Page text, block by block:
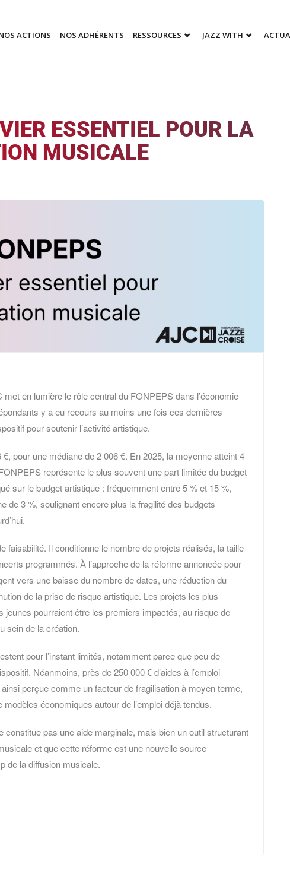
ACTIONS NOS ADHÉRENTS RESSOURCES JAZZ WITH
ESSENTIEL POUR LA
MUSICALE
en lumière le rôle central du FONPEPS dans l’économie
y a eu recours au moins une fois ces dernières
pour soutenir l’activité artistique.
pour une médiane de 2 006 €. En 2025, la moyenne atteint 4
représente le plus souvent une part limitée du budget
sur le budget artistique : fréquemment entre 5 % et 15 %,
de 3 %, soulignant encore plus la fragilité des budgets
faisabilité. Il conditionne le nombre de projets réalisés, la taille
programmés. À l’approche de la réforme annoncée pour
vers une baisse du nombre de dates, une réduction du
de la prise de risque artistique. Les projets les plus
pourraient être les premiers impactés, au risque de
sein de la création.
pour l’instant limités, notamment parce que peu de
Néanmoins, près de 250 000 € d’aides à l’emploi
perçue comme un facteur de fragilisation à moyen terme,
économiques autour de l’emploi déjà tendus.
pas une aide marginale, mais bien un outil structurant
et que cette réforme est une nouvelle source
de la diffusion musicale.